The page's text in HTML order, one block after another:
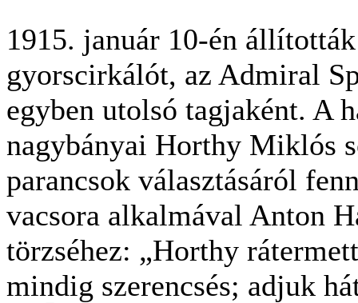
1915. január 10-én
gyorscirkálót, az Admiral
egyben utolsó tagjaként. A
nagybányai Horthy Miklós
parancsok választásáról
vacsora alkalmával Anton
törzséhez: „Horthy
mindig szerencsés; adjuk